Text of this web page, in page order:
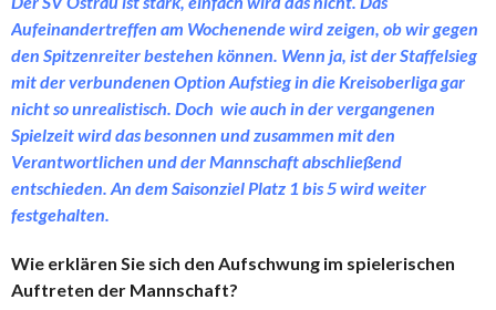
Aufeinandertreffen am Wochenende wird zeigen, ob wir gegen
den Spitzenreiter bestehen können. Wenn ja, ist der Staffelsieg
mit der verbundenen Option Aufstieg in die Kreisoberliga gar
nicht so unrealistisch. Doch wie auch in der vergangenen
Spielzeit wird das besonnen und zusammen mit den
Verantwortlichen und der Mannschaft abschließend
entschieden. An dem Saisonziel Platz 1 bis 5 wird weiter
festgehalten.
Wie erklären Sie sich den Aufschwung im spielerischen
Auftreten der Mannschaft?